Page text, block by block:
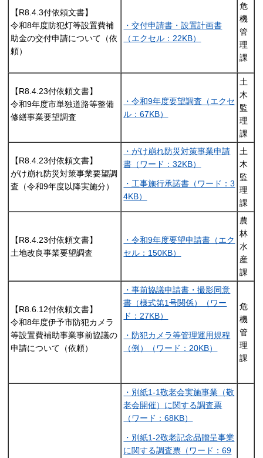
【R8.4.3付依頼文書】
令和8年度防犯灯等設置費補
助金の交付申請について（依
頼）
・交付申請書・設置計画書
（エクセル：22KB）
危
機
管
理
課
【R8.4.23付依頼文書】
令和9年度市単独道路等整備
修繕事業要望調査
・令和9年度要望調査（エクセ
ル：67KB）
土
木
監
理
課
【R8.4.23付依頼文書】
がけ崩れ防災対策事業要望調
査（令和9年度以降実施分）
・がけ崩れ防災対策事業申請
書（ワード：32KB）
・工事施行承諾書（ワード：3
4KB）
土
木
監
理
課
【R8.4.23付依頼文書】
土地改良事業要望調査
・令和9年度要望申請書（エク
セル：150KB）
農
林
水
産
課
【R8.6.12付依頼文書】
令和8年度伊予市防犯カメラ
等設置費補助事業事前協議の
申請について（依頼）
・事前協議申請書・撮影同意
書（様式第1号関係）（ワー
ド：27KB）
・防犯カメラ等管理運用規程
（例）（ワード：20KB）
危
機
管
理
課
・別紙1-1敬老会実施事業（敬
老会開催）に関する調査票
（ワード：68KB）
・別紙1-2敬老記念品贈呈事業
に関する調査票（ワード：69